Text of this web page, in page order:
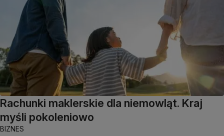
Rachunki maklerskie dla niemowląt. Kraj
myśli pokoleniowo
BIZNES